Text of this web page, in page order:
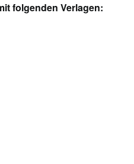
folgenden Verlagen: